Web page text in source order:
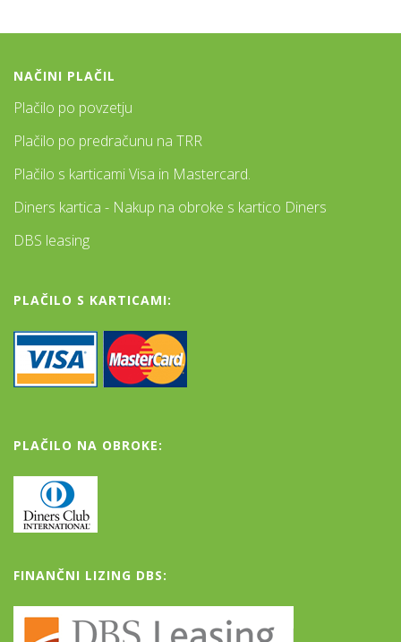
NAČINI PLAČIL
Plačilo po povzetju
Plačilo po predračunu na TRR
Plačilo s karticami Visa in Mastercard.
Diners kartica - Nakup na obroke s kartico Diners
DBS leasing
PLAČILO S KARTICAMI:
PLAČILO NA OBROKE:
FINANČNI LIZING DBS: